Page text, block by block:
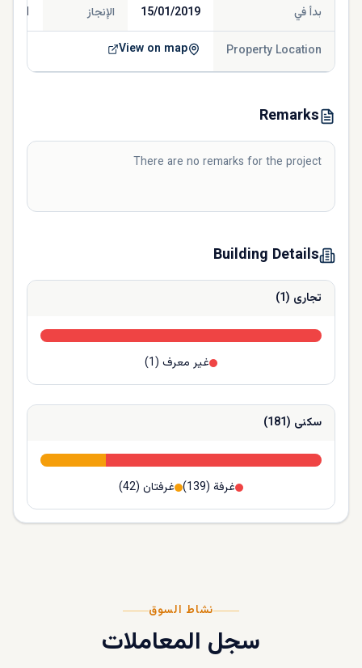
بدأ في 15/01/2019 الإنجاز
Property Location
View on map
Remarks
There are no remarks for the project
Building Details
تجارى (
1
)
غير معرف (
1
)
سكنى (
181
)
غرفة (
139
) غرفتان (
42
)
نشاط السوق
سجل المعاملات